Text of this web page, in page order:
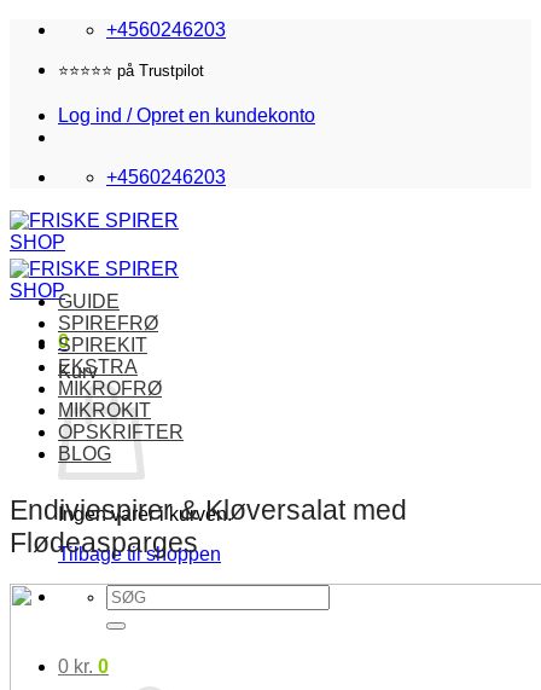
Fortsæt
indhold
+4560246203
Fri fragt i DK over 870,-
Log ind / Opret en kundekonto
+4560246203
0
Kurv
Ingen varer i kurven.
Tilbage til shoppen
Søg
efter:
0 kr. 0
GUIDE
SPIREFRØ
SPIREKIT
EKSTRA
MIKROFRØ
MIKROKIT
OPSKRIFTER
BLOG
Endiviespirer & Kløversalat med
Flødeasparges